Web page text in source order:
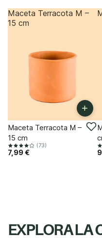
Maceta Terracota M –
15 cm
+
Maceta Terracota M –
15 cm
(73)
7,99 €
EXPLORA LA